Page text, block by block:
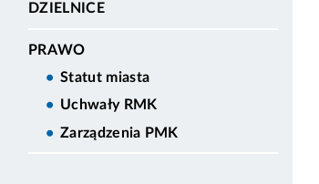
DZIELNICE
PRAWO
Statut miasta
Uchwały RMK
Zarządzenia PMK